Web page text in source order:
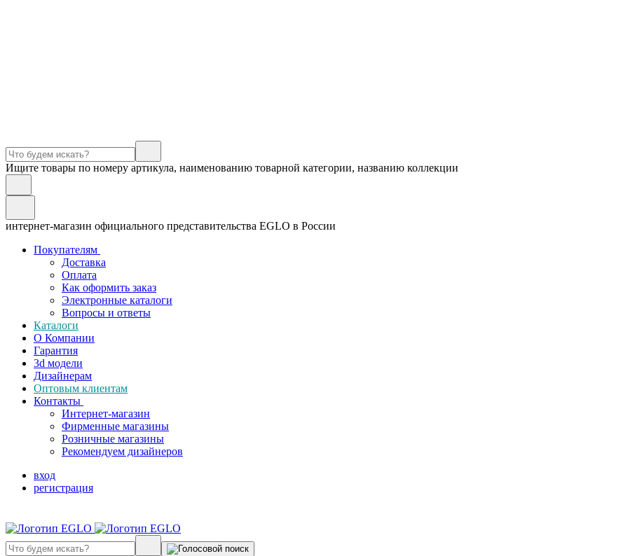
Ищите товары по номеру артикула, наименованию товарной категории, названию коллекции
интернет-магазин официального представительства EGLO в России
Покупателям
Доставка
Оплата
Как оформить заказ
Электронные каталоги
Вопросы и ответы
Каталоги
О Компании
Гарантия
3d модели
Дизайнерам
Оптовым клиентам
Контакты
Интернет-магазин
Фирменные магазины
Розничные магазины
Рекомендуем дизайнеров
вход
регистрация